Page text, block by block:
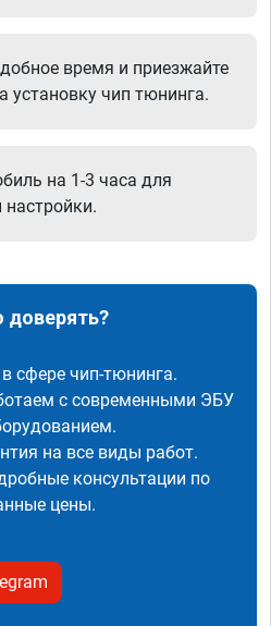
время и приезжайте
установку чип тюнинга.
на 1-3 часа для
сфере чип-тюнинга.
с современными ЭБУ
на все виды работ.
консультации по
цены.